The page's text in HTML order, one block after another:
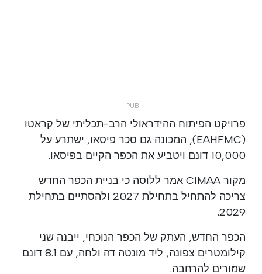
פרויקט הפיתוח ההידראולי הרב-תכליתי של קראטו
(EAHFMC), המכונה גם סכר פיסאו, ישתרע על
10,000 דונם ויטביע את הכפר הקיים בפיסאו.
מקור CIMAA אמר ללוסה כי בניית הכפר החדש
צריכה להתחיל בתחילת 2027 ולהסתיים בתחילת
2029.
הכפר החדש, העתק של הכפר הנוכחי, ייבנה שני
קילומטרים צפונה, ליד מונטה דה ולחה, עם 8.1 דונם
שמורים להרחבה.